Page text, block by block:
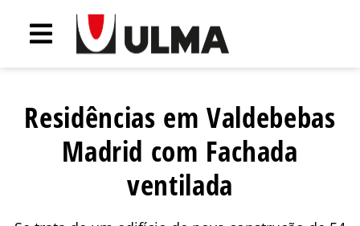
Residências em Valdebebas
Madrid com Fachada
ventilada